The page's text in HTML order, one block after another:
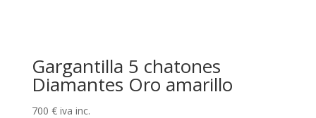
Gargantilla 5 chatones
Diamantes Oro amarillo
700 € iva inc.